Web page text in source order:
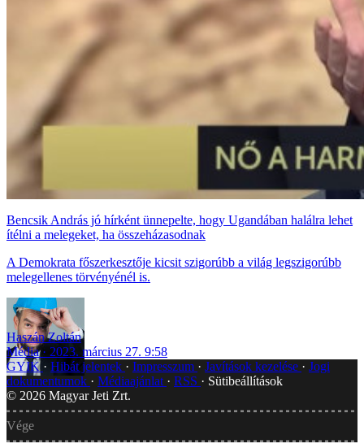
Bencsik András jó hírként ünnepelte, hogy Ugandában halálra lehet
ítélni a melegeket, ha összeházasodnak
A Demokrata főszerkesztője kicsit szigorúbb a világ legszigorúbb
melegellenes törvényénél is.
Haszán Zoltán
Média
2023. március 27. 9:58
GYIK
Hibát jelentek Impresszum Javítások kezelése
Jogi
dokumentumok
Médiaajánlat RSS
Sütibeállítások
© 2026 Magyar Jeti Zrt.
Vége